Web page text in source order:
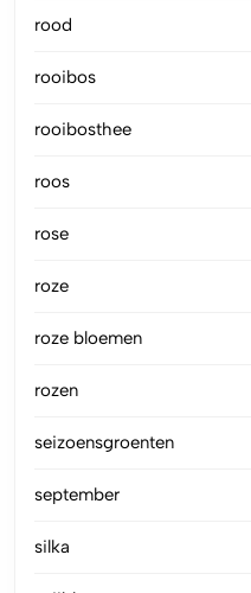
rood
rooibos
rooibosthee
roos
rose
roze
roze bloemen
rozen
seizoensgroenten
september
silka